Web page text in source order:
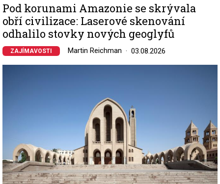
Pod korunami Amazonie se skrývala
obří civilizace: Laserové skenování
odhalilo stovky nových geoglyfů
ZAJÍMAVOSTI Martin Reichman 03.08.2026